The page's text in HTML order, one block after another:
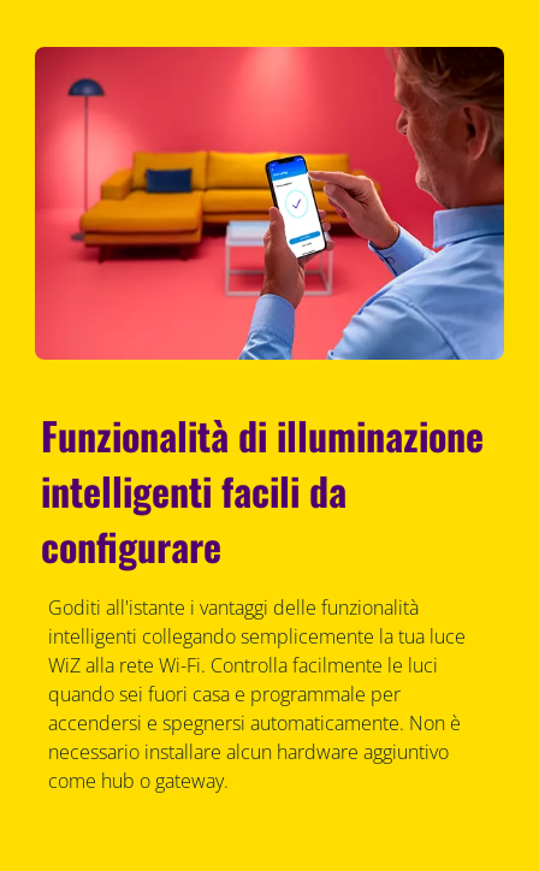
Funzionalità di illuminazione
intelligenti facili da
configurare
Goditi all'istante i vantaggi delle funzionalità
intelligenti collegando semplicemente la tua luce
WiZ alla rete Wi-Fi. Controlla facilmente le luci
quando sei fuori casa e programmale per
accendersi e spegnersi automaticamente. Non è
necessario installare alcun hardware aggiuntivo
come hub o gateway.